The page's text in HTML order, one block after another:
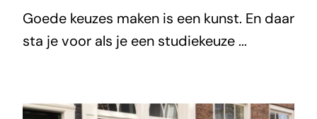
Goede keuzes maken is een kunst. En daar
sta je voor als je een studiekeuze ...